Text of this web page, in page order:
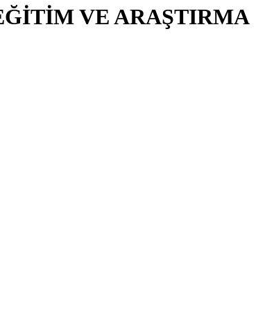
VE ARAŞTIRMA